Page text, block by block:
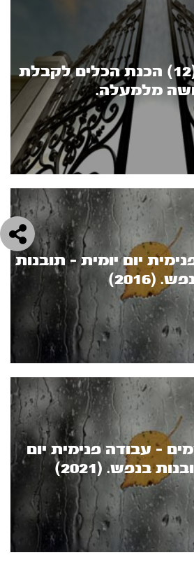
שערי קדושה (12) הכנת הכלים לקבלת
מלמעלה.
יום יומית - תובנות
(2016)
- עבודה פנימית יום
בנפש. (2021)